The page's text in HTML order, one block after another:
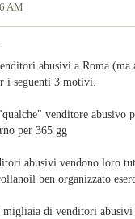
AM
abusivi a Roma (ma
i seguenti 3 motivi.
venditore abusivo
per 365 gg
abusivi vendono loro
ben organizzato
migliaia di venditori